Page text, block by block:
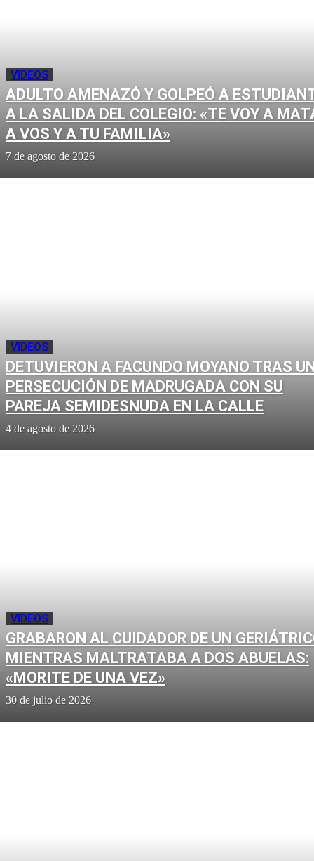
VIDEOS
ADULTO AMENAZÓ Y GOLPEÓ A
A LA SALIDA DEL COLEGIO: «TE VOY A
A VOS Y A TU FAMILIA»
7 de agosto de 2026
VIDEOS
DETUVIERON A FACUNDO MOYANO TRAS
PERSECUCIÓN DE MADRUGADA CON SU
PAREJA SEMIDESNUDA EN LA CALLE
4 de agosto de 2026
VIDEOS
GRABARON AL CUIDADOR DE UN
MIENTRAS MALTRATABA A DOS ABUELAS:
«MORITE DE UNA VEZ»
30 de julio de 2026